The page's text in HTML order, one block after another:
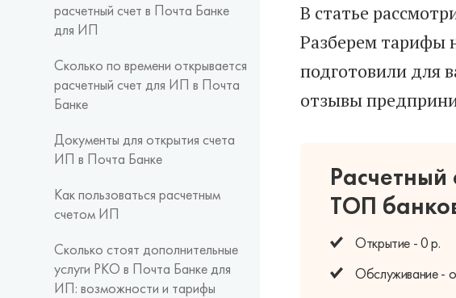
расчетный счет в Почта Банке
для ИП
Сколько по времени открывается
расчетный счет для ИП в Почта
Банке
Документы для открытия счета
ИП в Почта Банке
Как пользоваться расчетным
счетом ИП
Сколько стоят дополнительные
услуги РКО в Почта Банке для
ИП: возможности и тарифы
В статье
Разберем тарифы
подготовили для
отзывы
Расчетный
ТОП
Открытие - 0 р.
Обслуживание -